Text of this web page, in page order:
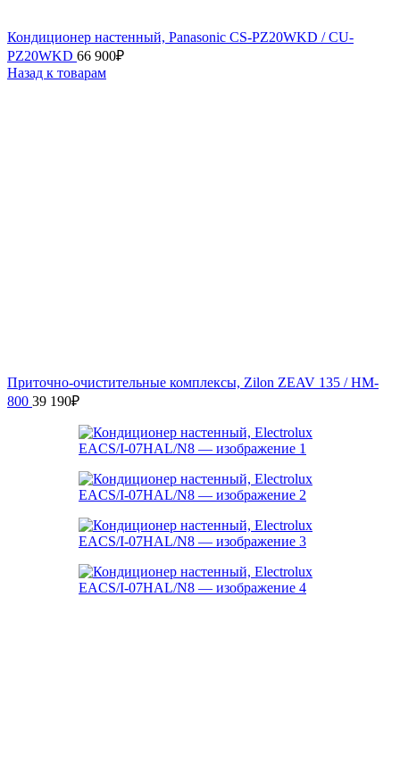
Кондиционер настенный, Panasonic CS-PZ20WKD / CU-
PZ20WKD 66 900₽
Назад к товарам
Приточно-очистительные комплексы, Zilon ZEAV 135 / HM-
800 39 190₽